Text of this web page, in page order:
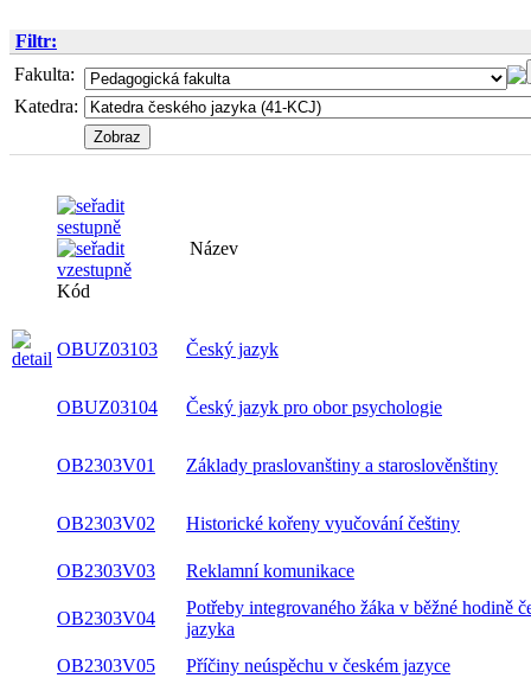
Filtr:
Fakulta:
Katedra:
Kód
OBUZ03103 Český jazyk
OBUZ03104 Český jazyk pro obor psychologie
OB2303V01 Základy praslovanštiny a staroslověnštiny
OB2303V02 Historické kořeny vyučování češtiny
OB2303V03 Reklamní komunikace
OB2303V04
Potřeby integrovaného žáka v běžné hodině
jazyka
OB2303V05
Příčiny neúspěchu v českém jazyce